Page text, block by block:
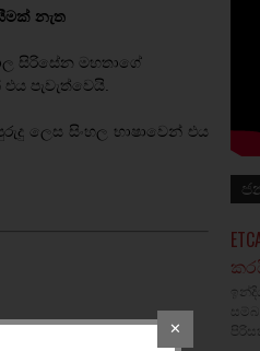
නැත
සිරිසේන මහතාගේ
පැවැත්වෙයි.
ලෙස සිංහල භාෂාවෙන් එය
✕